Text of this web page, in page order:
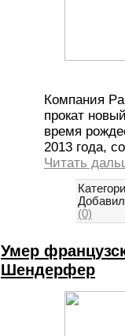
Компания
прокат
время
2013 года,
Читать
(0)
Умер
Шендерфер